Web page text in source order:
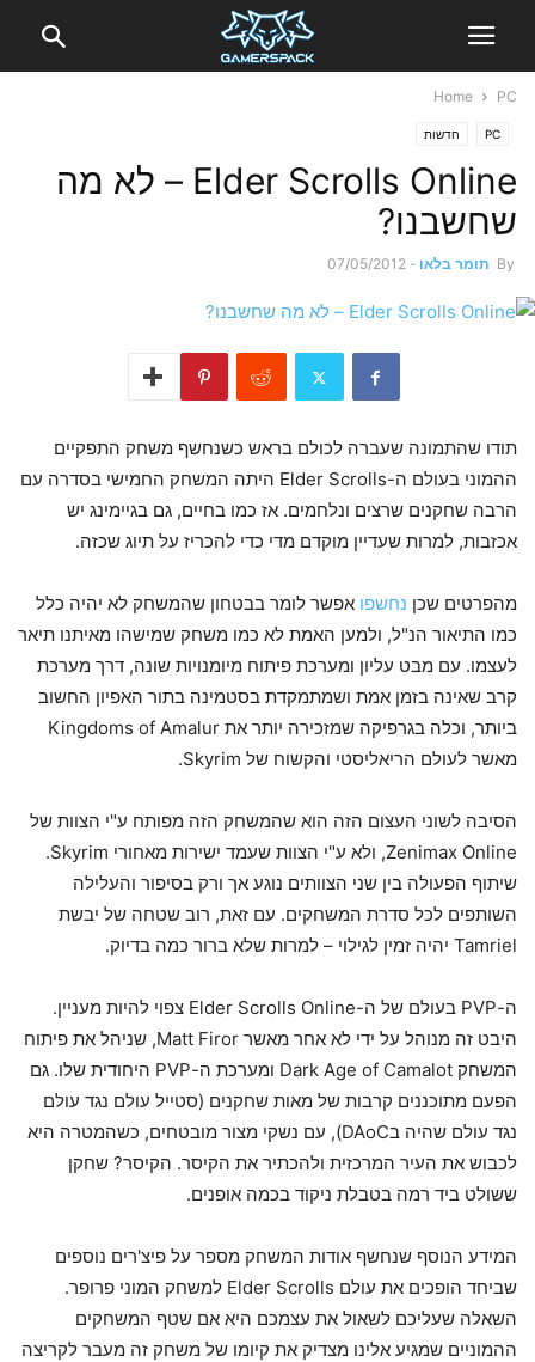
Home PC
PC חדשות
Elder Scrolls Online – לא מה
שחשבנו?
By תומר בלאו -
07/05/2012
תודו שהתמונה שעברה לכולם בראש כשנחשף משחק התפקיים
ההמוני בעולם ה-Elder Scrolls היתה המשחק החמישי בסדרה עם
הרבה שחקנים שרצים ונלחמים. אז כמו בחיים, גם בגיימינג יש
אכזבות, למרות שעדיין מוקדם מדי כדי להכריז על תיוג שכזה.
מהפרטים שכן נחשפו אפשר לומר בבטחון שהמשחק לא יהיה כלל
כמו התיאור הנ"ל, ולמען האמת לא כמו משחק שמישהו מאיתנו תיאר
לעצמו. עם מבט עליון ומערכת פיתוח מיומנויות שונה, דרך מערכת
קרב שאינה בזמן אמת ושמתמקדת בסטמינה בתור האפיון החשוב
ביותר, וכלה בגרפיקה שמזכירה יותר את Kingdoms of Amalur
מאשר לעולם הריאליסטי והקשוח של Skyrim.
הסיבה לשוני העצום הזה הוא שהמשחק הזה מפותח ע"י הצוות של
Zenimax Online, ולא ע"י הצוות שעמד ישירות מאחורי Skyrim.
שיתוף הפעולה בין שני הצוותים נוגע אך ורק בסיפור והעלילה
השותפים לכל סדרת המשחקים. עם זאת, רוב שטחה של יבשת
Tamriel יהיה זמין לגילוי – למרות שלא ברור כמה בדיוק.
ה-PVP בעולם של ה-Elder Scrolls Online צפוי להיות מעניין.
היבט זה מנוהל על ידי לא אחר מאשר Matt Firor, שניהל את פיתוח
המשחק Dark Age of Camalot ומערכת ה-PVP היחודית שלו. גם
הפעם מתוכננים קרבות של מאות שחקנים (סטייל עולם נגד עולם
נגד עולם שהיה בDAoC), עם נשקי מצור מובטחים, כשהמטרה היא
לכבוש את העיר המרכזית ולהכתיר את הקיסר. הקיסר? שחקן
ששולט ביד רמה בטבלת ניקוד בכמה אופנים.
המידע הנוסף שנחשף אודות המשחק מספר על פיצ'רים נוספים
שביחד הופכים את עולם Elder Scrolls למשחק המוני פרופר.
השאלה שעליכם לשאול את עצמכם היא אם שטף המשחקים
ההמוניים שמגיע אלינו מצדיק את קיומו של משחק זה מעבר לקריצה